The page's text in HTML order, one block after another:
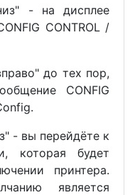
- на дисплее
CONTROL /
до тех пор,
CONFIG
- вы перейдёте к
которая будет
принтера.
является